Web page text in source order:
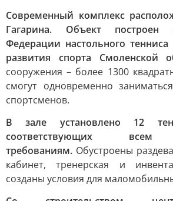
Современный комплекс
Гагарина. Объект построен
Федерации настольного
развития спорта Смоленской
сооружения – более 1300
смогут одновременно
спортсменов.
В зале установлено 12
соответствующих всем
требованиям. Обустроены
кабинет, тренерская и
созданы условия для